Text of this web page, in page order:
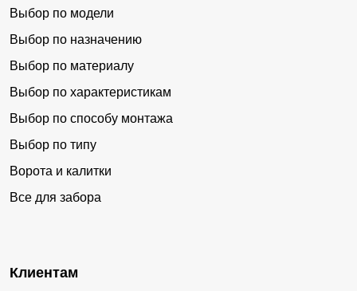
Выбор по модели
Выбор по назначению
Выбор по материалу
Выбор по характеристикам
Выбор по способу монтажа
Выбор по типу
Ворота и калитки
Все для забора
Клиентам